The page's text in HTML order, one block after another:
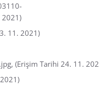
2021)
11. 2021)
(Erişim Tarihi 24. 11.